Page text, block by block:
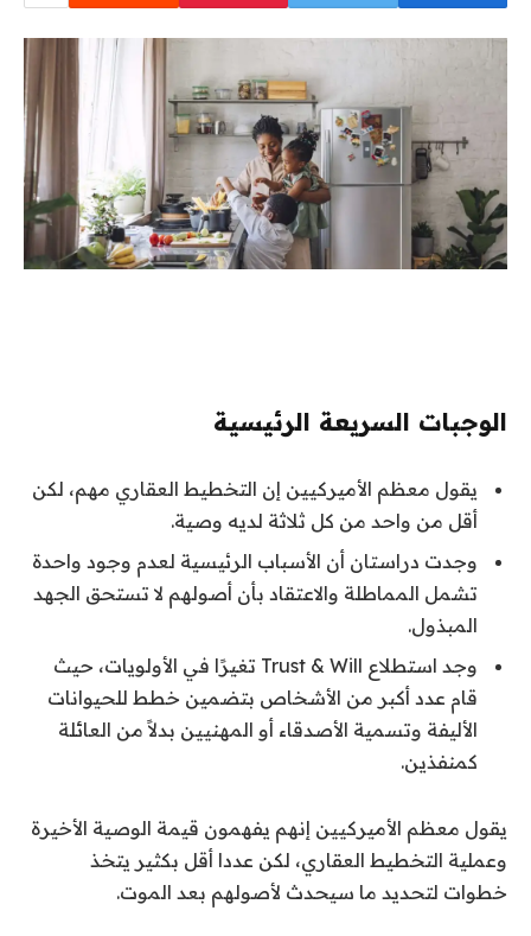
الوجبات السريعة الرئيسية
يقول معظم الأميركيين إن التخطيط العقاري مهم، لكن
أقل من واحد من كل ثلاثة لديه وصية.
وجدت دراستان أن الأسباب الرئيسية لعدم وجود واحدة
تشمل المماطلة والاعتقاد بأن أصولهم لا تستحق الجهد
المبذول.
وجد استطلاع Trust & Will تغيرًا في الأولويات، حيث
قام عدد أكبر من الأشخاص بتضمين خطط للحيوانات
الأليفة وتسمية الأصدقاء أو المهنيين بدلاً من العائلة
كمنفذين.
يقول معظم الأميركيين إنهم يفهمون قيمة الوصية الأخيرة
وعملية التخطيط العقاري، لكن عددا أقل بكثير يتخذ
خطوات لتحديد ما سيحدث لأصولهم بعد الموت.